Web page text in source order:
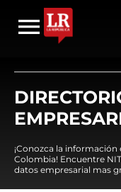
¡Conozca la
Colombia! Encuentre
datos empresarial mas